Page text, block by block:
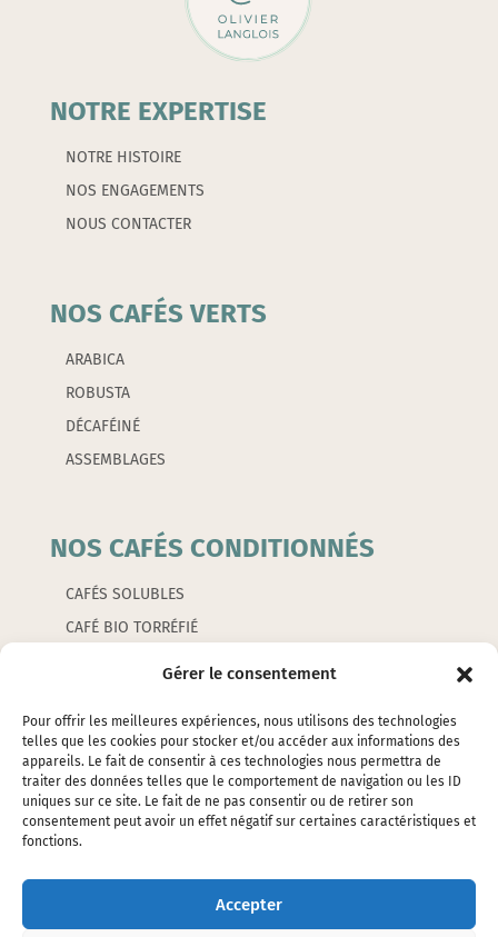
Gérer le consentement
Pour offrir les meilleures expériences, nous utilisons des technologies
telles que les cookies pour stocker et/ou accéder aux informations des
appareils. Le fait de consentir à ces technologies nous permettra de
traiter des données telles que le comportement de navigation ou les ID
uniques sur ce site. Le fait de ne pas consentir ou de retirer son
consentement peut avoir un effet négatif sur certaines caractéristiques et
fonctions.
Accepter
NOTRE EXPERTISE
NOTRE HISTOIRE
NOS ENGAGEMENTS
NOUS CONTACTER
NOS CAFÉS VERTS
ARABICA
ROBUSTA
DÉCAFÉINÉ
ASSEMBLAGES
NOS CAFÉS CONDITIONNÉS
CAFÉS SOLUBLES
CAFÉ BIO TORRÉFIÉ
LES ACCESSOIRES
EMBALLAGES
CAFETIERES ET PETITS ACCESSOIRES